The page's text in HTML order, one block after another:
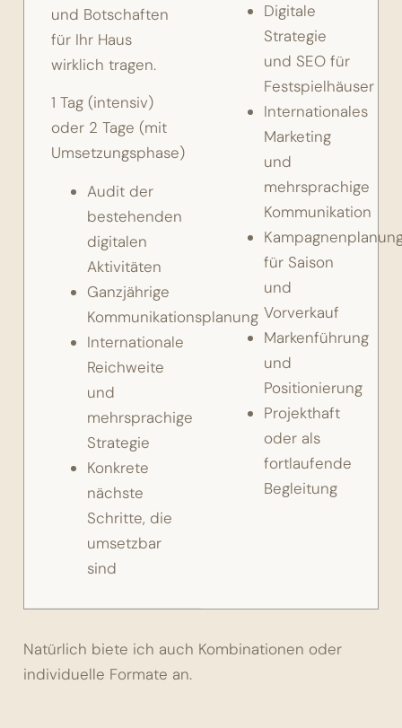
und Botschaften
für Ihr Haus
wirklich tragen.
1 Tag (intensiv)
oder 2 Tage (mit
Umsetzungsphase)
Audit der
bestehenden
digitalen
Aktivitäten
Ganzjährige
Kommunikationsplanung
Internationale
Reichweite
und
mehrsprachige
Strategie
Konkrete
nächste
Schritte, die
umsetzbar
sind
Digitale
Strategie
und SEO für
Festspielhäuser
Internationales
Marketing
und
mehrsprachige
Kommunikation
für Saison
und
Vorverkauf
Markenführung
und
Positionierung
Projekthaft
oder als
fortlaufende
Begleitung
Natürlich biete ich auch Kombinationen oder
individuelle Formate an.